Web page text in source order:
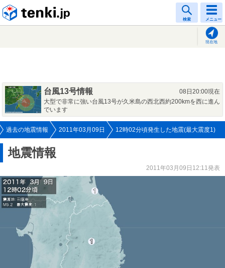
検索 メニュー
現在地
台風13号情報
08日20:00現在
大型で非常に強い台風13号が久米島の西北西約200kmを西に進ん
でいます
過去の地震情報 2011年03月09日 12時02分頃発生した地震(最大震度1)
地震情報
2011年03月09日12:11発表